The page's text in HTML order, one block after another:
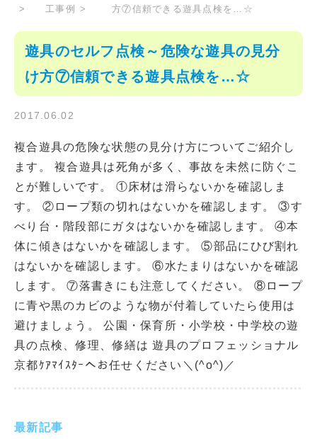
工事例
方⑦信頼できる遊具点検を…☆
最新記事
遊具のセルフ点検～危険な遊具の見分
け方⑦信頼できる遊具点検を…☆
2017.06.02
複合遊具の危険な状態の見分け方についてご紹介し
ます。 複合遊具は死角が多く、事故を未然に防ぐこ
とが難しいです。 ①床材は滑らないかを確認しま
す。 ②ロープ類の切れはないかを確認します。 ③す
べり台・階段部にガタはないかを確認します。 ④本
体に傾きはないかを確認します。 ⑤部品にひび割れ
はないかを確認します。 ⑥水たまりはないかを確認
します。 ⑦落書きにも注意してください。 ⑧ロープ
に青や黒のカビのような物が付着していたら使用は
避けましょう。 公園・保育所・小学校・中学校の遊
具の点検、修理、修繕は 遊具のプロフェッショナル
京都ｹｱﾏｲｽﾀｰへお任せください＼(^o^)／